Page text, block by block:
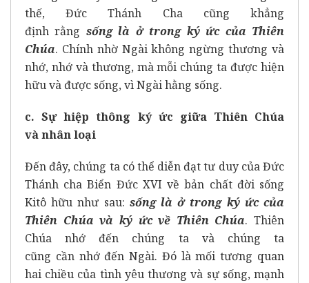
thế, Đức Thánh Cha cũng khẳng
định rằng sốnglà ở trong ký ức của Thiên
Chúa. Chính nhờ Ngài không ngừng thương và
nhớ, nhớ và thương, mà mỗi chúng ta được hiện
hữu và được sống, vì Ngài hằng sống.
c. Sự hiệp thông ký ức giữa Thiên Chúa
và nhân loại
Đến đây, chúng ta có thể diễn đạt tư duy của Đức
Thánh cha Biển Đức XVI về bản chất đời sống
Kitô hữu như sau: sống là ở trong ký ức của
Thiên Chúa và ký ức về Thiên Chúa. Thiên
Chúa nhớ đến chúng ta và chúng ta
cũng cần nhớ đến Ngài. Đó là mối tương quan
hai chiều của tình yêu thương và sự sống, mạnh